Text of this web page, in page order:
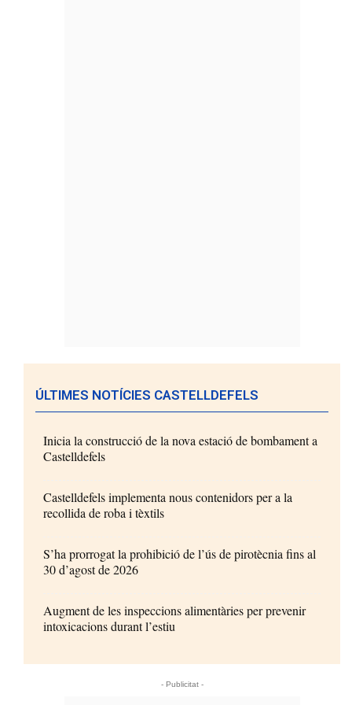
ÚLTIMES NOTÍCIES CASTELLDEFELS
Inicia la construcció de la nova estació de bombament a
Castelldefels
Castelldefels implementa nous contenidors per a la
recollida de roba i tèxtils
S’ha prorrogat la prohibició de l’ús de pirotècnia fins al
30 d’agost de 2026
Augment de les inspeccions alimentàries per prevenir
intoxicacions durant l’estiu
- Publicitat -